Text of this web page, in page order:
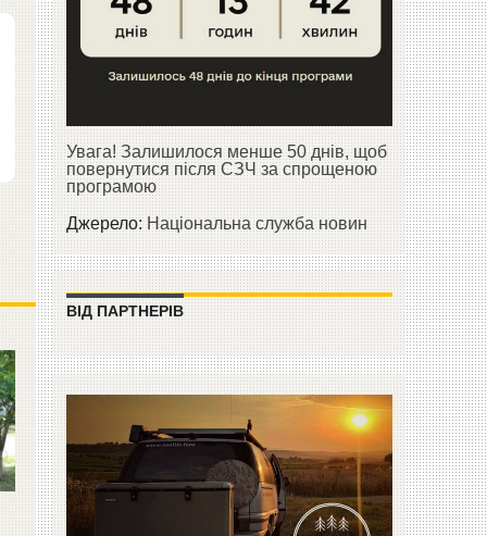
Увага! Залишилося менше 50 днів, щоб
повернутися після СЗЧ за спрощеною
програмою
Джерело:Національна служба новин
ВІД ПАРТНЕРІВ